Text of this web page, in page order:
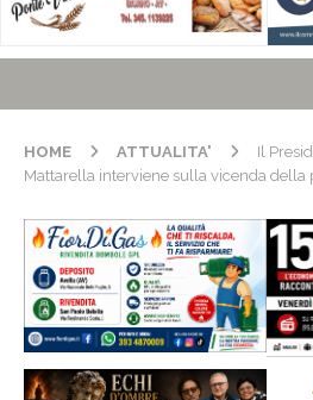
HOME ATTUALITA'
Il
Mattarella interviene sulla vicenda della